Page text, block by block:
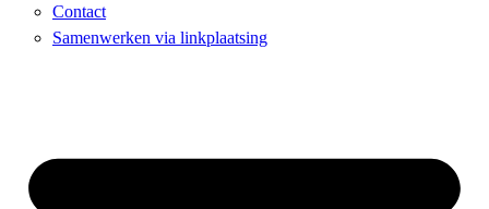
Contact
Samenwerken via linkplaatsing